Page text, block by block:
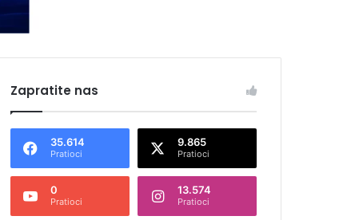
Zapratite nas
35.614
Pratioci
9.865
Pratioci
0
Pratioci
13.574
Pratioci